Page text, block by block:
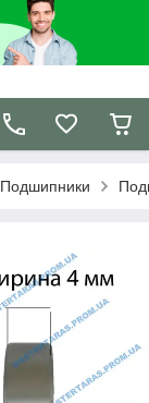
Подшипники